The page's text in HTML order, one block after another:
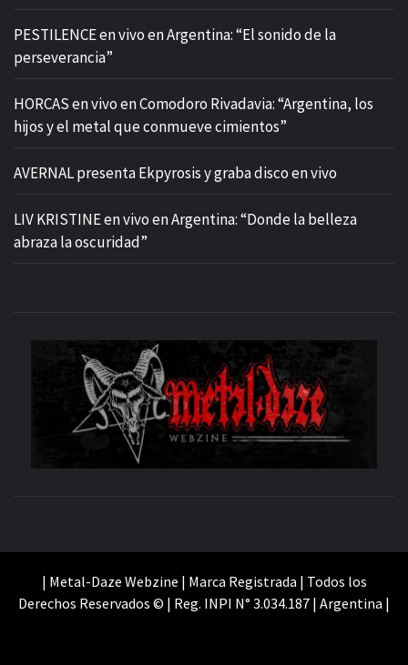
PESTILENCE en vivo en Argentina: “El sonido de la
perseverancia”
HORCAS en vivo en Comodoro Rivadavia: “Argentina, los
hijos y el metal que conmueve cimientos”
AVERNAL presenta Ekpyrosis y graba disco en vivo
LIV KRISTINE en vivo en Argentina: “Donde la belleza
abraza la oscuridad”
| Metal-Daze Webzine | Marca Registrada | Todos los
Derechos Reservados © | Reg. INPI N° 3.034.187 | Argentina |